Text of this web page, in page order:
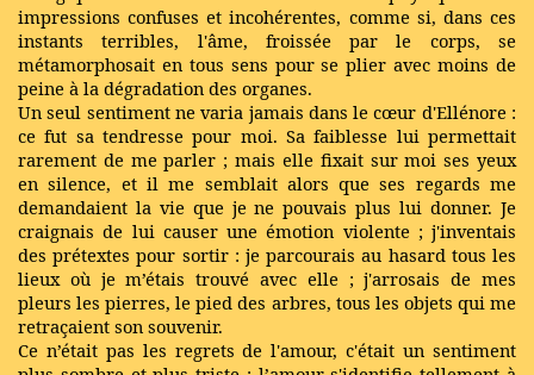
impressions confuses et incohérentes, comme si, dans ces
instants terribles, l'âme, froissée par le corps, se
métamorphosait en tous sens pour se plier avec moins de
peine à la dégradation des organes.
Un seul sentiment ne varia jamais dans le cœur d'Ellénore :
ce fut sa tendresse pour moi. Sa faiblesse lui permettait
rarement de me parler ; mais elle fixait sur moi ses yeux
en silence, et il me semblait alors que ses regards me
demandaient la vie que je ne pouvais plus lui donner. Je
craignais de lui causer une émotion violente ; j'inventais
des prétextes pour sortir : je parcourais au hasard tous les
lieux où je m’étais trouvé avec elle ; j'arrosais de mes
pleurs les pierres, le pied des arbres, tous les objets qui me
retraçaient son souvenir.
Ce n’était pas les regrets de l'amour, c'était un sentiment